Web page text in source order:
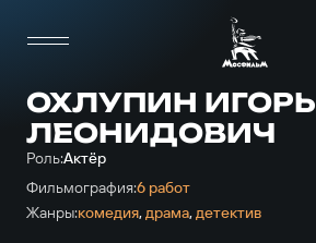
ОХЛУПИН ИГОРЬ
ЛЕОНИДОВИЧ
Роль:Актёр
Фильмография:6 работ
Жанры:комедия,драма,детектив